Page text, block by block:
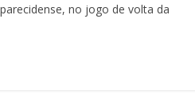
no jogo de volta da